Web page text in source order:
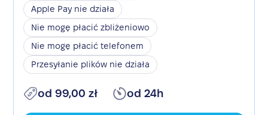
Apple Pay nie działa
Nie mogę płacić zbliżeniowo
Nie mogę płacić telefonem
Przesyłanie plików nie działa
od 99,00 zł od 24h